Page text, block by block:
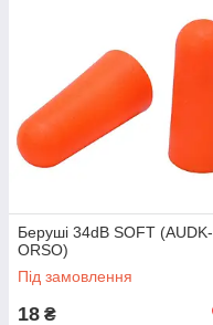
Беруші 34dB SOFT (AUDK-
ORSO)
Під замовлення
18 ₴